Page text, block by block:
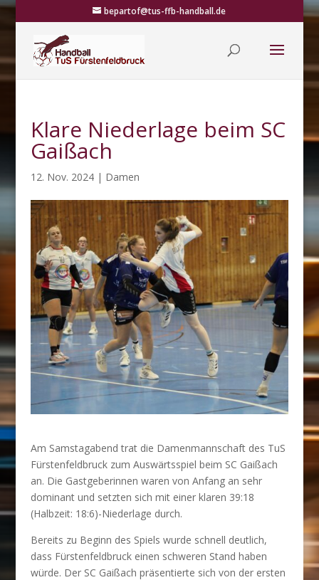
bepartof@tus-ffb-handball.de
Klare Niederlage beim SC
Gaißach
12. Nov. 2024| Damen
Am Samstagabend trat die Damenmannschaft des TuS
Fürstenfeldbruck zum Auswärtsspiel beim SC Gaißach
an. Die Gastgeberinnen waren von Anfang an sehr
dominant und setzten sich mit einer klaren 39:18
(Halbzeit: 18:6)-Niederlage durch.
Bereits zu Beginn des Spiels wurde schnell deutlich,
dass Fürstenfeldbruck einen schweren Stand haben
würde. Der SC Gaißach präsentierte sich von der ersten